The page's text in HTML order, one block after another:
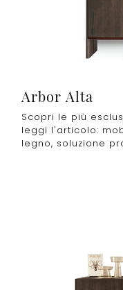
Arbor Alta
Scopri le più
leggi l'articolo:
legno, soluzione